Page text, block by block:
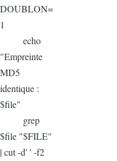
DOUBLON=
1
echo
"Empreinte
MD5
identique :
$file"
grep
$file "$FILE"
| cut -d' ' -f2